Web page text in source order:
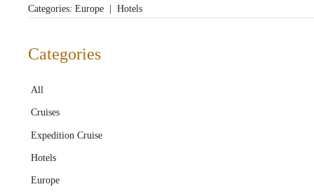
Categories: Europe | Hotels
Categories
All
Cruises
Expedition Cruise
Hotels
Europe